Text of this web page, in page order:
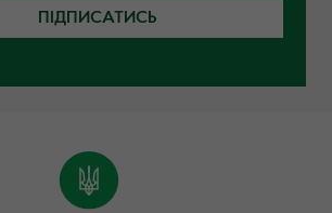
ПІДПИСАТИСЬ